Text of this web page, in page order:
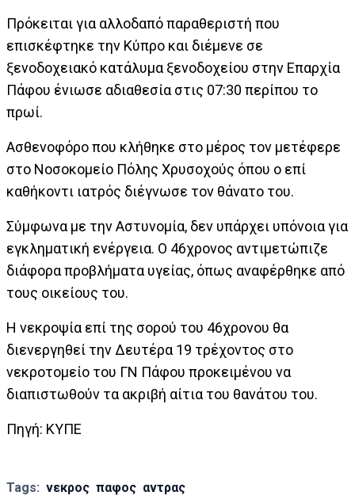
Πρόκειται για αλλοδαπό παραθεριστή που
επισκέφτηκε την Κύπρο και διέμενε σε
ξενοδοχειακό κατάλυμα ξενοδοχείου στην Επαρχία
Πάφου ένιωσε αδιαθεσία στις 07:30 περίπου το
πρωί.
Ασθενοφόρο που κλήθηκε στο μέρος τον μετέφερε
στο Νοσοκομείο Πόλης Χρυσοχούς όπου ο επί
καθήκοντι ιατρός διέγνωσε τον θάνατο του.
Σύμφωνα με την Αστυνομία, δεν υπάρχει υπόνοια για
εγκληματική ενέργεια. Ο 46χρονος αντιμετώπιζε
διάφορα προβλήματα υγείας, όπως αναφέρθηκε από
τους οικείους του.
Η νεκροψία επί της σορού του 46χρονου θα
διενεργηθεί την Δευτέρα 19 τρέχοντος στο
νεκροτομείο του ΓΝ Πάφου προκειμένου να
διαπιστωθούν τα ακριβή αίτια του θανάτου του.
Πηγή: ΚΥΠΕ
Tags: νεκρος παφος αντρας